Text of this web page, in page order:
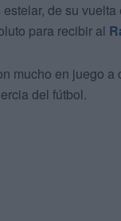
de su
para recibir al
mucho en juego
del fútbol.